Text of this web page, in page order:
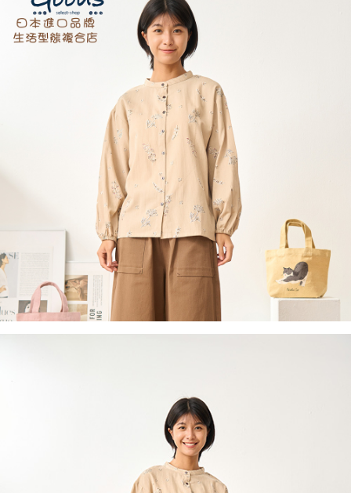
便利好安心！
１．簡單：不需註冊會員、不需綁卡、不需儲值。
２．便利：只要手機號碼，簡訊認證，即可結帳。
３．安心：先確認商品／服務後，再付款。
【「AFTEE先享後付」結帳流程】
１．於結帳方式選擇「AFTEE先享後付」後，將跳轉至「AFTEE先享後付」
結帳頁面，進行簡訊認證並確認金額後，即可完成結帳。
２．訂單成立數日內，您將收到繳費通知簡訊。
３．收到繳費通知簡訊後14天內，點擊此簡訊中的連結，可透過四大超商／
ATM／網路銀行／等多元方式進行付款，方視為交易完成。
※ 請注意：結帳手續完成當下不需立刻繳費，但若您需要取消訂單，請聯絡
購買商品的店家。未經商家同意取消之訂單仍視為有效，需透過AFTEE先享
後付繳納相關費用。
※ 交易是否成功請以「AFTEE先享後付 」之結帳頁面顯示為準，若有關於
是否繳費成功／繳費後需取消欲退款等相關疑問，請聯繫「AFTEE先享後付
客戶支援中心」
https://netprotections.freshdesk.com/support/home
【注意事項】
１．透過由恩沛科技股份有限公司提供之「AFTEE先享後付」服務完成之交
易，需依本服務之必要範圍內提供個人資料，並將交易相關給付款項請求債
權轉讓予恩沛科技股份有限公司。
２．關於個人資料處理事宜，請瀏覽以下網址：
時審查核予不同之上限額度；若仍有額度不足之情形，本公司將視審查結果
５．嚴禁一人註冊多個帳號或使用他人資訊註冊。若發現惡意使用之情形，
恩沛科技股份有限公司將有權停止該用戶之使用額度並採取法律行動。
運送方式
每筆NT$60，滿NT$1,800(含以上)免運費
每筆NT$60，滿NT$1,800(含以上)免運費
每筆NT$60，滿NT$2,000(含以上)免運費
每筆NT$60，滿NT$2,000(含以上)免運費
黑貓宅急便(包裹尺寸60cm以下)
每筆NT$100，滿NT$2,000(含以上)免運費
黑貓宅急便(包裹尺寸90cm以下)